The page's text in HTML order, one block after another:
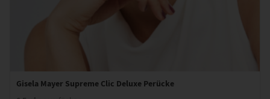
Gisela Mayer Supreme Clic Deluxe Perücke